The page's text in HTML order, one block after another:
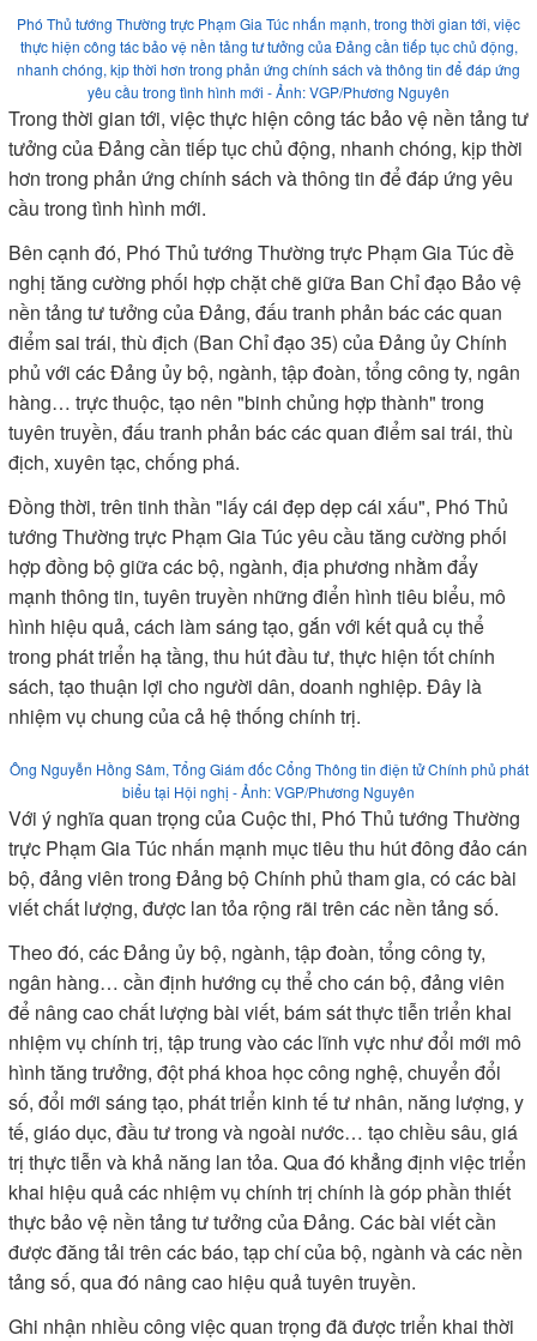
Phó Thủ tướng Thường trực Phạm Gia Túc nhấn mạnh, trong thời gian tới, việc
thực hiện công tác bảo vệ nền tảng tư tưởng của Đảng cần tiếp tục chủ động,
nhanh chóng, kịp thời hơn trong phản ứng chính sách và thông tin để đáp ứng
yêu cầu trong tình hình mới - Ảnh: VGP/Phương Nguyên
Trong thời gian tới, việc thực hiện công tác bảo vệ nền tảng tư
tưởng của Đảng cần tiếp tục chủ động, nhanh chóng, kịp thời
hơn trong phản ứng chính sách và thông tin để đáp ứng yêu
cầu trong tình hình mới.
Bên cạnh đó, Phó Thủ tướng Thường trực Phạm Gia Túc đề
nghị tăng cường phối hợp chặt chẽ giữa Ban Chỉ đạo Bảo vệ
nền tảng tư tưởng của Đảng, đấu tranh phản bác các quan
điểm sai trái, thù địch (Ban Chỉ đạo 35) của Đảng ủy Chính
phủ với các Đảng ủy bộ, ngành, tập đoàn, tổng công ty, ngân
hàng… trực thuộc, tạo nên "binh chủng hợp thành" trong
tuyên truyền, đấu tranh phản bác các quan điểm sai trái, thù
địch, xuyên tạc, chống phá.
Đồng thời, trên tinh thần "lấy cái đẹp dẹp cái xấu", Phó Thủ
tướng Thường trực Phạm Gia Túc yêu cầu tăng cường phối
hợp đồng bộ giữa các bộ, ngành, địa phương nhằm đẩy
mạnh thông tin, tuyên truyền những điển hình tiêu biểu, mô
hình hiệu quả, cách làm sáng tạo, gắn với kết quả cụ thể
trong phát triển hạ tầng, thu hút đầu tư, thực hiện tốt chính
sách, tạo thuận lợi cho người dân, doanh nghiệp. Đây là
nhiệm vụ chung của cả hệ thống chính trị.
Ông Nguyễn Hồng Sâm, Tổng Giám đốc Cổng Thông tin điện tử Chính phủ phát
biểu tại Hội nghị - Ảnh: VGP/Phương Nguyên
Với ý nghĩa quan trọng của Cuộc thi, Phó Thủ tướng Thường
trực Phạm Gia Túc nhấn mạnh mục tiêu thu hút đông đảo cán
bộ, đảng viên trong Đảng bộ Chính phủ tham gia, có các bài
viết chất lượng, được lan tỏa rộng rãi trên các nền tảng số.
Theo đó, các Đảng ủy bộ, ngành, tập đoàn, tổng công ty,
ngân hàng… cần định hướng cụ thể cho cán bộ, đảng viên
để nâng cao chất lượng bài viết, bám sát thực tiễn triển khai
nhiệm vụ chính trị, tập trung vào các lĩnh vực như đổi mới mô
hình tăng trưởng, đột phá khoa học công nghệ, chuyển đổi
số, đổi mới sáng tạo, phát triển kinh tế tư nhân, năng lượng, y
tế, giáo dục, đầu tư trong và ngoài nước… tạo chiều sâu, giá
trị thực tiễn và khả năng lan tỏa. Qua đó khẳng định việc triển
khai hiệu quả các nhiệm vụ chính trị chính là góp phần thiết
thực bảo vệ nền tảng tư tưởng của Đảng. Các bài viết cần
được đăng tải trên các báo, tạp chí của bộ, ngành và các nền
tảng số, qua đó nâng cao hiệu quả tuyên truyền.
Ghi nhận nhiều công việc quan trọng đã được triển khai thời